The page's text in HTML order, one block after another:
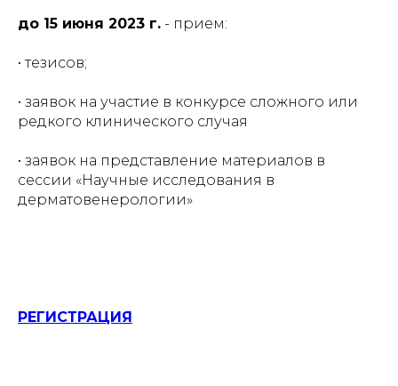
до 15 июня 2023 г. - прием:
• тезисов;
• заявок на участие в конкурсе сложного или
редкого клинического случая
• заявок на представление материалов в
сессии «Научные исследования в
дерматовенерологии»
РЕГИСТРАЦИЯ